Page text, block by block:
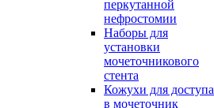
перкутанной
нефростомии
Наборы для
установки
мочеточникового
стента
Кожухи для доступа
в мочеточник